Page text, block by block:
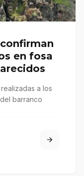
en fosa
a los
barranco